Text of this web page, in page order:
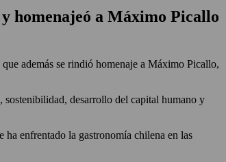
homenajeó a Máximo Picallo
además se rindió homenaje a Máximo Picallo,
sostenibilidad, desarrollo del capital humano y
ha enfrentado la gastronomía chilena en las